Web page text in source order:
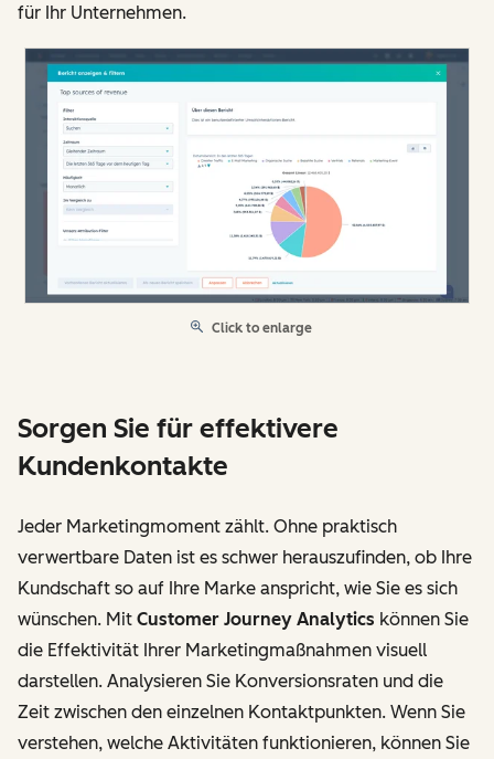
für Ihr Unternehmen.
Click to enlarge
Sorgen Sie für effektivere
Kundenkontakte
Jeder Marketingmoment zählt. Ohne praktisch
verwertbare Daten ist es schwer herauszufinden, ob Ihre
Kundschaft so auf Ihre Marke anspricht, wie Sie es sich
wünschen. Mit Customer Journey Analytics können Sie
die Effektivität Ihrer Marketingmaßnahmen visuell
darstellen. Analysieren Sie Konversionsraten und die
Zeit zwischen den einzelnen Kontaktpunkten. Wenn Sie
verstehen, welche Aktivitäten funktionieren, können Sie